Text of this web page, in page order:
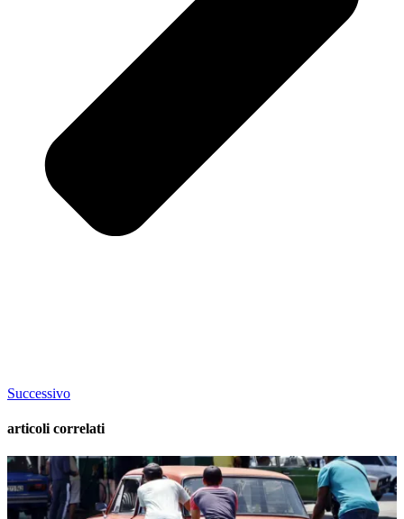
Successivo
articoli correlati